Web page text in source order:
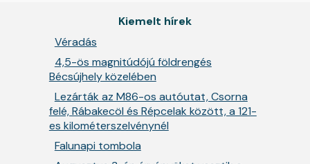
Kiemelt hírek
Véradás
4,5-ös magnitúdójú földrengés
Bécsújhely közelében
Lezárták az M86-os autóutat, Csorna
felé, Rábakecöl és Répcelak között, a 121-
es kilométerszelvénynél
Falunapi tombola